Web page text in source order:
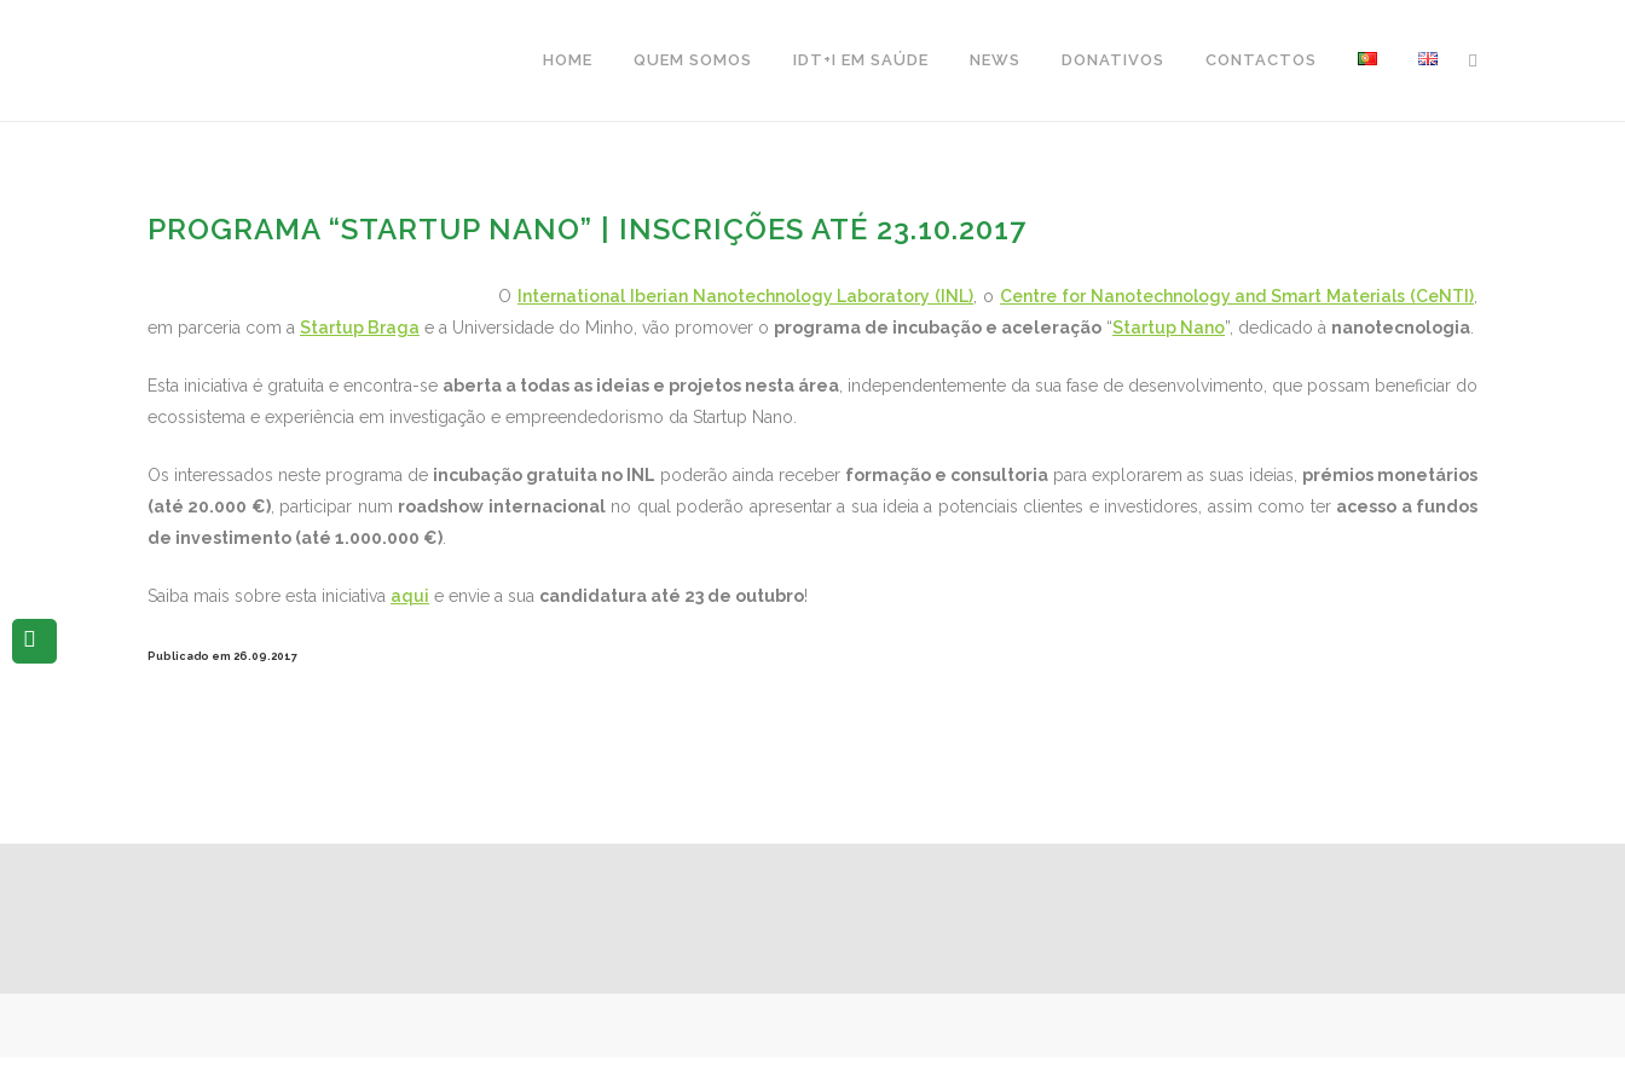
HOME QUEM SOMOS IDT+I EM SAÚDE NEWS DONATIVOS CONTACTOS
PROGRAMA “STARTUP NANO” | INSCRIÇÕES ATÉ 23.10.2017
O International Iberian Nanotechnology Laboratory (INL) , o Centre for Nanotechnology and Smart Materials (CeNTI)
em parceria com a Startup Braga e a Universidade do Minho, vão promover o programa de incubação e aceleração “Startup Nano”, dedicado à nanotecnologia
Esta iniciativa é gratuita e encontra-se aberta a todas as ideias e projetos nesta área , independentemente da sua fase de desenvolvimento, que possam beneficiar do
ecossistema e experiência em investigação e empreendedorismo da Startup Nano.
Os interessados neste programa de incubação gratuita no INL poderão ainda receber formação e consultoria para explorarem as suas ideias, prémios monetários
(até 20.000 €), participar num roadshow internacionalno qual poderão apresentar a sua ideia a potenciais clientes e investidores, assim como ter acesso a fundos
de investimento (até 1.000.000 €)
Saiba mais sobre esta iniciativa aqui e envie a sua candidatura até 23 de outubro!
Publicado em 26.09.2017